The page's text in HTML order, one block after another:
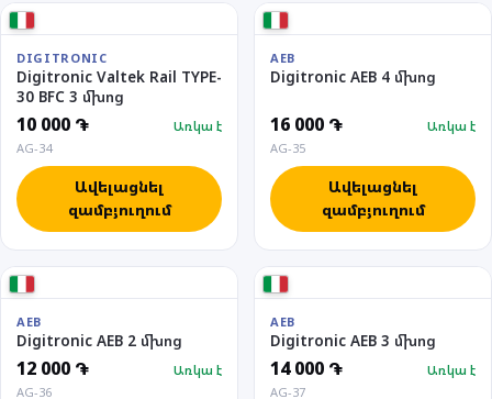
DIGITRONIC
Digitronic Valtek Rail TYPE-
30 BFC 3 մխոց
10 000 ֏
Առկա է
AG-34
Ավելացնել
զամբյուղում
AEB
Digitronic AEB 4 մխոց
16 000 ֏
Առկա է
AG-35
Ավելացնել
զամբյուղում
AEB
Digitronic AEB 2 մխոց
12 000 ֏
Առկա է
AG-36
AEB
Digitronic AEB 3 մխոց
14 000 ֏
Առկա է
AG-37